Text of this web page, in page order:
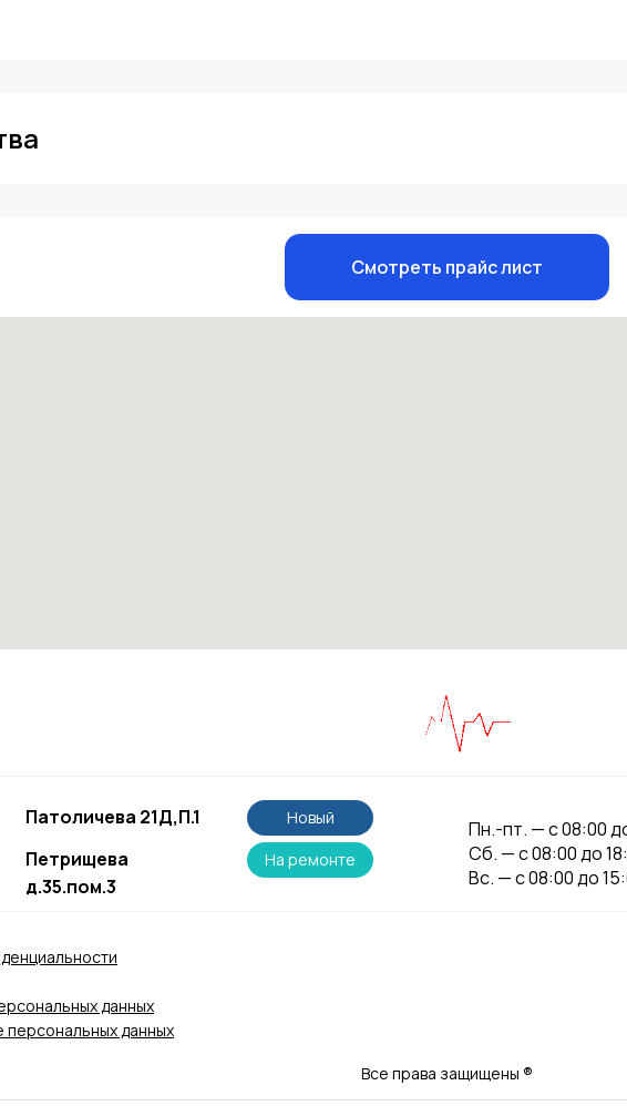
Смотреть прайс лист
Пн.-пт. — с 08:00
Сб. — с 08:00 до
Вс. — с 08:00 до
Петрищева
д.35.пом.3
Патоличева 21Д,П.1
На ремонте
Новый
данных
данных
Все права защищены ®